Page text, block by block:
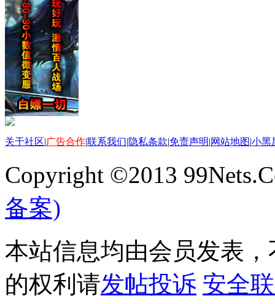
关于社区|广告合作|联系我们|隐私条款|免责声明|网站地图|小黑
Copyright ©2013
备案)
本站信息均由会员发表
的权利请发帖投诉 安全